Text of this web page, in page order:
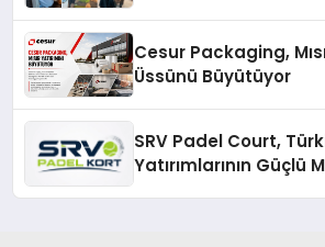
Cesur Packaging,
Üssünü Büyütüyor
SRV Padel Court,
Yatırımlarının Güçlü